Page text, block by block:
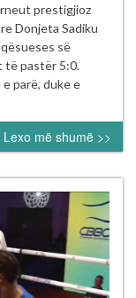
e
Donjeta
Sadikut
në
Kupën
të
Boksit
prestigjioz
Donjeta Sadiku
së
të pastër 5:0.
parë, duke e
Lexo më shumë >>